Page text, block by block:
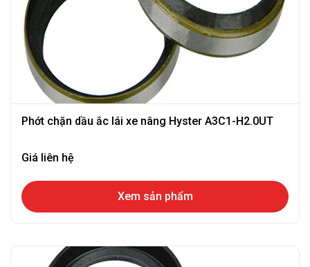
Phớt chặn dầu ắc lái xe nâng Hyster A3C1-H2.0UT
Giá liên hệ
Xem sản phẩm